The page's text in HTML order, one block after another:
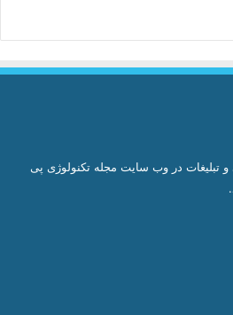
و تبلیغات در وب سایت مجله تکنولوژی پی